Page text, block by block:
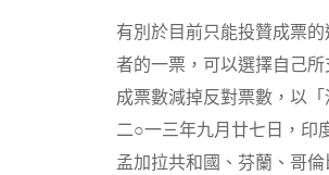
有別於目前只能投贊成票
者的一票，可以選擇自己
成票數減掉反對票數，以
二○一三年九月廿七日，印
孟加拉共和國、芬蘭、哥